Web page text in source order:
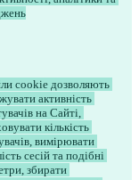
cookie дозволяють
активність
на Сайті,
кількість
вимірювати
сесій та подібні
збирати